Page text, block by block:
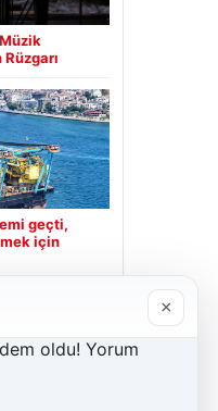
geçti,
için
×